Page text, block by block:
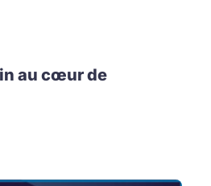
au cœur de